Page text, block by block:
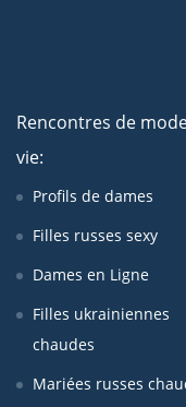
Rencontres de
vie:
Profils de dames
Filles russes sexy
Dames en Ligne
Filles ukrainiennes
chaudes
Mariées russes